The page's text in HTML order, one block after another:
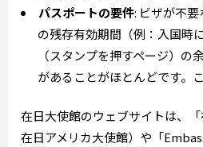
パスポートの要件: ビザが不
の残存有効期間（例：入国時
（スタンプを押すページ）の
があることがほとんどです。
在日大使館のウェブサイトは、
在日アメリカ大使館）や「